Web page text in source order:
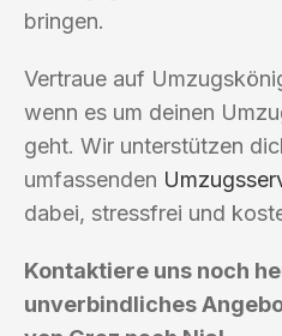
bringen.
Vertraue auf
wenn es um deinen
geht. Wir unterstützen
umfassenden
dabei, stressfrei und
Kontaktiere uns noch
unverbindliches